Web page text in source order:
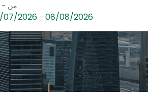
من -
07/2026 - 08/08/2026